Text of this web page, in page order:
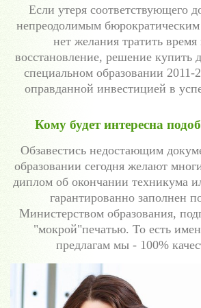
Если утеря соответствующего
непреодолимым
нет желания тратить
восстановление, решение купить
специальном образовании 2011-
оправданной инвестицией в
Кому будет интересна
Обзавестись недостающим
образовании сегодня желают
диплом об окончании техникума
гарантированно заполнен
Министерством образования,
"мокрой"печатью. То есть
предлагам мы - 100%